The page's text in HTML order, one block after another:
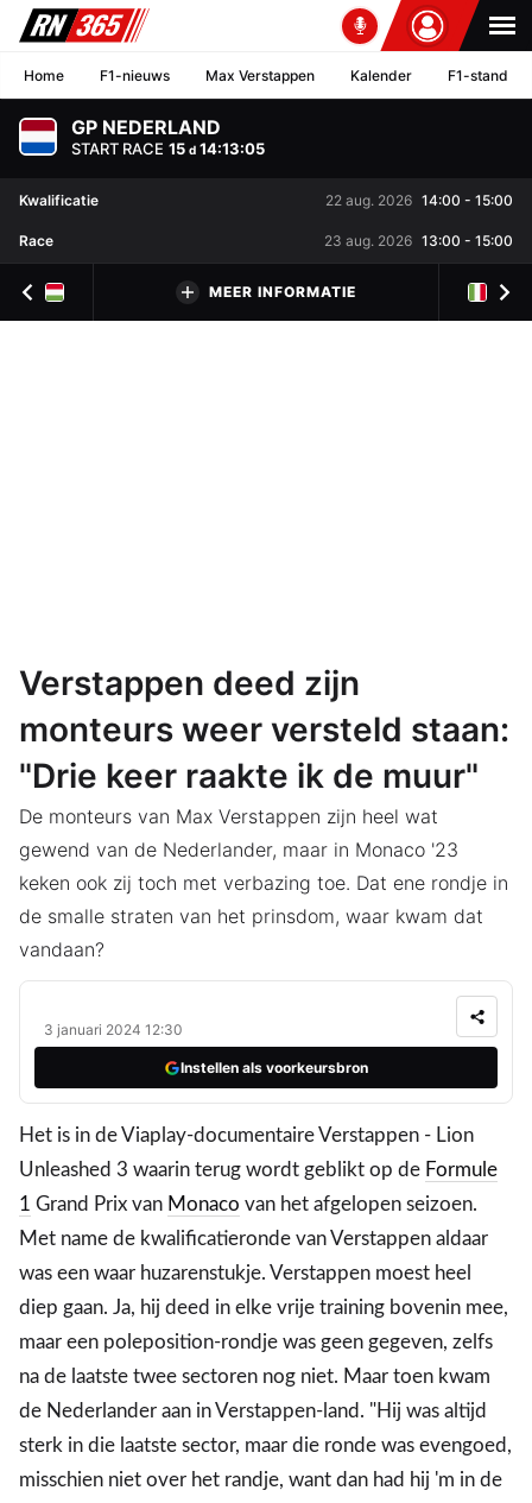
Home F1-nieuws Max Verstappen Kalender F1-stand
GP NEDERLAND
START RACE 15 d 14:13:05
Kwalificatie 22 aug. 2026 14:00 - 15:00
Race 23 aug. 2026 13:00 - 15:00
MEER INFORMATIE
Verstappen deed zijn
monteurs weer versteld staan:
"Drie keer raakte ik de muur"
De monteurs van Max Verstappen zijn heel wat
gewend van de Nederlander, maar in Monaco '23
keken ook zij toch met verbazing toe. Dat ene rondje in
de smalle straten van het prinsdom, waar kwam dat
vandaan?
3 januari 2024 12:30
Instellen als voorkeursbron
Het is in de Viaplay-documentaire Verstappen - Lion
Unleashed 3 waarin terug wordt geblikt op de Formule
1 Grand Prix van Monaco van het afgelopen seizoen.
Met name de kwalificatieronde van Verstappen aldaar
was een waar huzarenstukje. Verstappen moest heel
diep gaan. Ja, hij deed in elke vrije training bovenin mee,
maar een poleposition-rondje was geen gegeven, zelfs
na de laatste twee sectoren nog niet. Maar toen kwam
de Nederlander aan in Verstappen-land. "Hij was altijd
sterk in die laatste sector, maar die ronde was evengoed,
misschien niet over het randje, want dan had hij 'm in de